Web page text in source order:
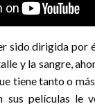
sido dirigida por
y la sangre,
tiene tanto o
sus películas le